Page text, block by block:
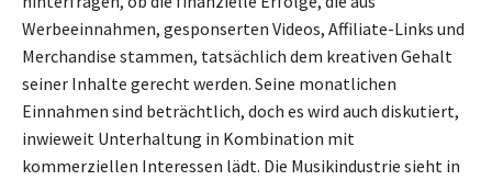
Werbeeinnahmen, gesponserten Videos, Affiliate-Links und
Merchandise stammen, tatsächlich dem kreativen Gehalt
seiner Inhalte gerecht werden. Seine monatlichen
Einnahmen sind beträchtlich, doch es wird auch diskutiert,
inwieweit Unterhaltung in Kombination mit
kommerziellen Interessen lädt. Die Musikindustrie sieht in